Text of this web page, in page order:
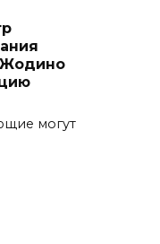
Жодино
могут